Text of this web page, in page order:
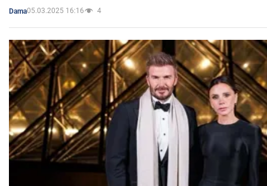
Dama05.03.2025 16:16 4